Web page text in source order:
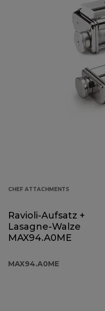
CHEF ATTACHMENTS
Ravioli-Aufsatz +
Lasagne-Walze
MAX94.A0ME
MAX94.A0ME